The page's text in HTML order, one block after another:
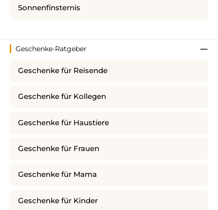
Sonnenfinsternis
Geschenke-Ratgeber
Geschenke für Reisende
Geschenke für Kollegen
Geschenke für Haustiere
Geschenke für Frauen
Geschenke für Mama
Geschenke für Kinder